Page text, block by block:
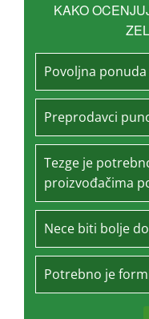
KAKO
Povoljna
Preprodavci
Tezge je
proizvođačima
Nece biti bolje
Potrebno je